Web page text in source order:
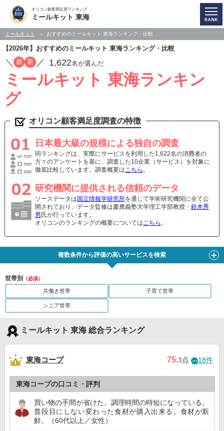
オリコン顧客満足度ランキング
ミールキット 東海
ミールキット おすすめのミールキット 東海ランキング・比較
【2026年】おすすめのミールキット 東海ランキング・比較
／ 最 新 ／ 1,622名が選んだ
ミールキット 東海ランキン
グ
オリコン顧客満足度調査の特徴
日本最大級の規模による独自の調査
同ランキングは、実際にサービスを利用した1,622名の消費者の
方々のアンケートを基に、調査した10企業（サービス）を対象に
徹底比較しています。調査概要はこちら 。
研究機関に提供される信頼のデータ
ソースデータは 国立情報学研究所を通じて学術研究機関に全て公
開されており、データ監修は慶應義塾大学理工学部教授・ 鈴木秀
男 氏が行っています。
オリコンのランキングの概要についてはこちら 。
複数条件から評価の高いサービスを検索
世帯別 （必須）
共働き世帯 子育て世帯
シニア世帯
ミールキット 東海 総合ランキング
東海コープ 75.3点 18件
東海コープの口コミ・評判
買い物の手間が省けた。調理時間の時短になっている。
普段目にしない変わった食材が購入出来る。食材が新
鮮。（60代以上／女性）